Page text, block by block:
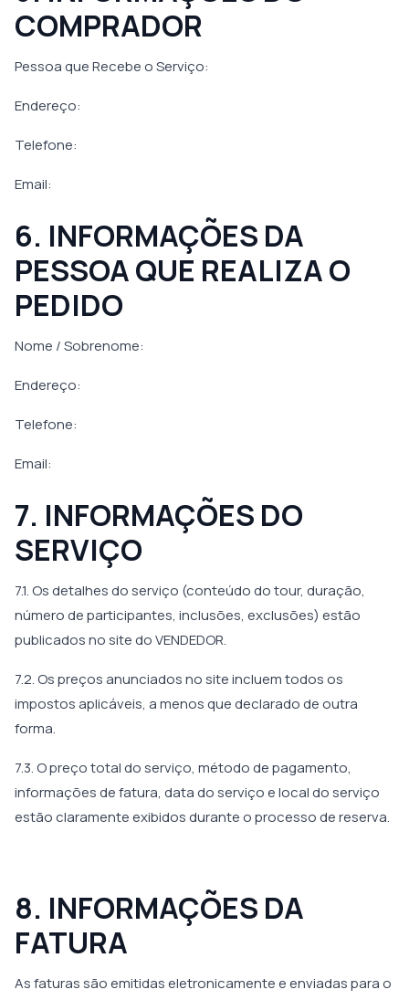
COMPRADOR
Pessoa que Recebe o Serviço:
Endereço:
Telefone:
Email:
6. INFORMAÇÕES DA
PESSOA QUE REALIZA O
PEDIDO
Nome / Sobrenome:
Endereço:
Telefone:
Email:
7. INFORMAÇÕES DO
SERVIÇO
7.1. Os detalhes do serviço (conteúdo do tour, duração,
número de participantes, inclusões, exclusões) estão
publicados no site do VENDEDOR.
7.2. Os preços anunciados no site incluem todos os
impostos aplicáveis, a menos que declarado de outra
forma.
7.3. O preço total do serviço, método de pagamento,
informações de fatura, data do serviço e local do serviço
estão claramente exibidos durante o processo de reserva.
8. INFORMAÇÕES DA
FATURA
As faturas são emitidas eletronicamente e enviadas para o